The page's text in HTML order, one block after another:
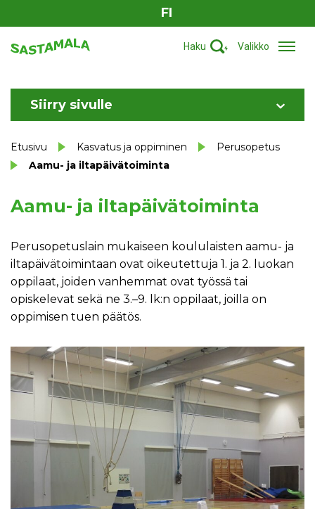
FI
Haku Valikko
Etusivu Kasvatus ja oppiminen
Perusopetus
Aamu- ja iltapäivätoiminta
Siirry sivulle
Aamu- ja iltapäivätoiminta
Perusopetuslain mukaiseen koululaisten aamu- ja
iltapäivätoimintaan ovat oikeutettuja 1. ja 2. luokan
oppilaat, joiden vanhemmat ovat työssä tai
opiskelevat sekä ne 3.–9. lk:n oppilaat, joilla on
oppimisen tuen päätös.